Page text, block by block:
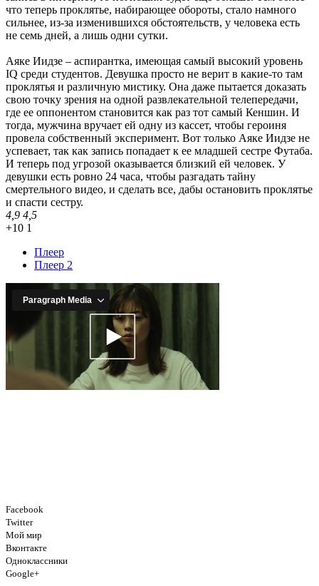
что теперь проклятье, набирающее обороты, стало намного
сильнее, из-за изменившихся обстоятельств, у человека есть
не семь дней, а лишь одни сутки.
Аяке Иидзе – аспирантка, имеющая самый высокий уровень
IQ среди студентов. Девушка просто не верит в какие-то там
проклятья и различную мистику. Она даже пытается доказать
свою точку зрения на одной развлекательной телепередачи,
где ее оппонентом становится как раз тот самый Кеншин. И
тогда, мужчина вручает ей одну из кассет, чтобы героиня
провела собственный эксперимент. Вот только Аяке Иидзе не
успевает, так как запись попадает к ее младшей сестре Футаба.
И теперь под угрозой оказывается близкий ей человек. У
девушки есть ровно 24 часа, чтобы разгадать тайну
смертельного видео, и сделать все, дабы остановить проклятье
и спасти сестру.
4,9 4,5
+10 1
Плеер
Плеер 2
Facebook
Twitter
Мой мир
Вконтакте
Одноклассники
Google+